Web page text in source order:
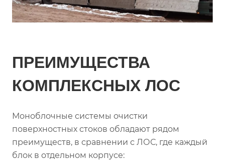
ПРЕИМУЩЕСТВА
КОМПЛЕКСНЫХ ЛОС
Моноблочные системы очистки
поверхностных стоков обладают рядом
преимуществ, в сравнении с ЛОС, где каждый
блок в отдельном корпусе: